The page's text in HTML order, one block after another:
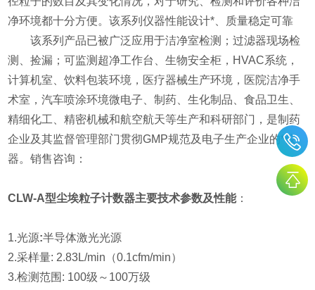
净环境都十分方便。该系列仪器性能设计*、质量稳定可靠
该系列产品已被广泛应用于洁净室检测；过滤器现场检
测、捡漏；可监测超净工作台、生物安全柜，HVAC系统，
计算机室、饮料包装环境，医疗器械生产环境，医院洁净手
术室，汽车喷涂环境微电子、制药、生化制品、食品卫生、
精细化工、精密机械和航空航天等生产和科研部门，是制药
企业及其监督管理部门贯彻GMP规范及电子生产企业的*仪
器。销售咨询：
CLW-A型尘埃粒子计数器主要技术参数及性能：
1.光源:半导体激光光源
2.采样量: 2.83L/min（0.1cfm/min）
3.检测范围: 100级～100万级